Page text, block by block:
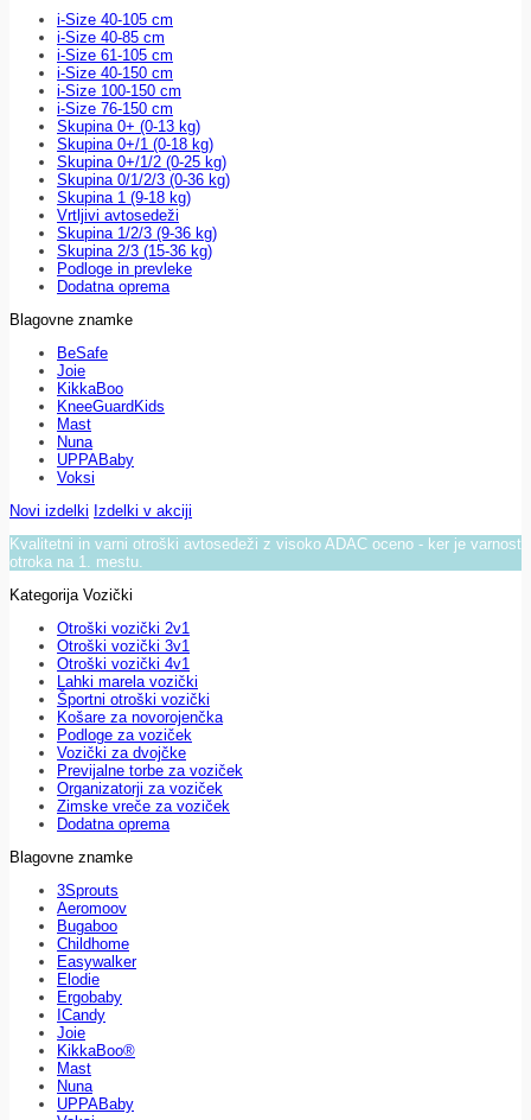
i-Size 40-105 cm
i-Size 40-85 cm
i-Size 61-105 cm
i-Size 40-150 cm
i-Size 100-150 cm
i-Size 76-150 cm
Skupina 0+ (0-13 kg)
Skupina 0+/1 (0-18 kg)
Skupina 0+/1/2 (0-25 kg)
Skupina 0/1/2/3 (0-36 kg)
Skupina 1 (9-18 kg)
Vrtljivi avtosedeži
Skupina 1/2/3 (9-36 kg)
Skupina 2/3 (15-36 kg)
Podloge in prevleke
Dodatna oprema
Blagovne znamke
BeSafe
Joie
KikkaBoo
KneeGuardKids
Mast
Nuna
UPPABaby
Voksi
Novi izdelki Izdelki v akciji
Kvalitetni in varni otroški avtosedeži z visoko ADAC oceno - ker je varnost
otroka na 1. mestu.
Kategorija Vozički
Otroški vozički 2v1
Otroški vozički 3v1
Otroški vozički 4v1
Lahki marela vozički
Športni otroški vozički
Košare za novorojenčka
Podloge za voziček
Vozički za dvojčke
Previjalne torbe za voziček
Organizatorji za voziček
Zimske vreče za voziček
Dodatna oprema
Blagovne znamke
3Sprouts
Aeromoov
Bugaboo
Childhome
Easywalker
Elodie
Ergobaby
ICandy
Joie
KikkaBoo®
Mast
Nuna
UPPABaby